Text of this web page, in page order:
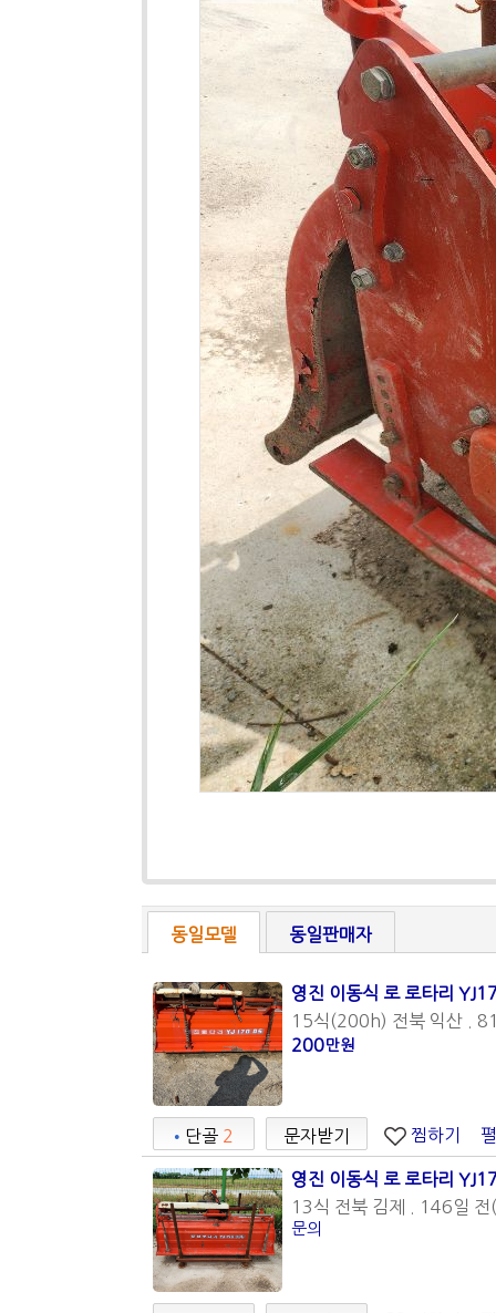
동일모델 동일판매자
영진 이동식 로 로타리
15식(200h) 전북 익산 .
200만원
• 단골 2 문자받기 찜하기
영진 이동식 로 로타리
13식 전북 김제 . 146일
문의